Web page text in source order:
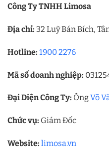
Công Ty TNHH Limosa
Địa chỉ: 32 Luỹ Bán Bích,
Hotline: 1900 2276
Mã số doanh nghiệp:
Đại Diện Công Ty: ÔngVõ
Chức vụ: Giám Đốc
Website: limosa.vn